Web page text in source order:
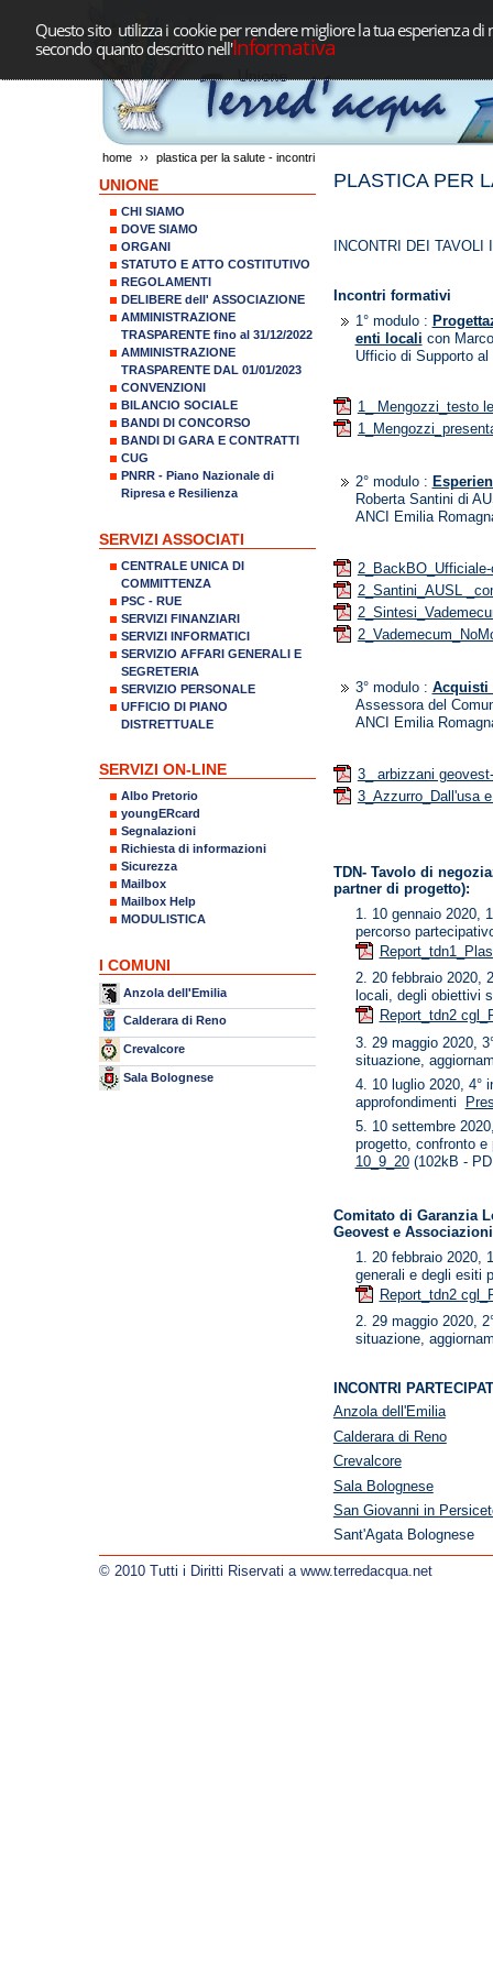
Questo sito utilizza i cookie per rendere migliore la tua esperienza
secondo quanto descritto nell'Informativa
home ›› plastica per la salute - incontri
UNIONE
CHI SIAMO
DOVE SIAMO
ORGANI
STATUTO E ATTO COSTITUTIVO
REGOLAMENTI
DELIBERE dell' ASSOCIAZIONE
AMMINISTRAZIONE
TRASPARENTE fino al 31/12/2022
AMMINISTRAZIONE
TRASPARENTE DAL 01/01/2023
CONVENZIONI
BILANCIO SOCIALE
BANDI DI CONCORSO
BANDI DI GARA E CONTRATTI
CUG
PNRR - Piano Nazionale di
Ripresa e Resilienza
SERVIZI ASSOCIATI
CENTRALE UNICA DI
COMMITTENZA
PSC - RUE
SERVIZI FINANZIARI
SERVIZI INFORMATICI
SERVIZIO AFFARI GENERALI E
SEGRETERIA
SERVIZIO PERSONALE
UFFICIO DI PIANO
DISTRETTUALE
SERVIZI ON-LINE
Albo Pretorio
youngERcard
Segnalazioni
Richiesta di informazioni
Sicurezza
Mailbox
Mailbox Help
MODULISTICA
I COMUNI
Anzola dell'Emilia
Calderara di Reno
Crevalcore
Sala Bolognese
PLASTICA PER
INCONTRI DEI
Incontri formativi
1° modulo :
enti locali con
Ufficio di Supporto
1_ Mengozzi_testo
2° modulo :
Roberta Santini di
ANCI Emilia
2_Santini_AUSL
3° modulo : Acquisti
Assessora del
ANCI Emilia
3_ arbizzani
3_Azzurro_Dall'usa
TDN- Tavolo di
partner di progetto):
10 gennaio 2020,
percorso
20 febbraio 2020,
locali, degli
Report_tdn2
29 maggio 2020,
situazione,
10 luglio 2020, 4°
approfondimenti
10 settembre
progetto, confronto
10_9_20(102kB -
Comitato di Garanzia
Geovest e
20 febbraio 2020,
generali e degli
Report_tdn2
29 maggio 2020,
situazione,
INCONTRI
Anzola dell'Emilia
Calderara di Reno
Crevalcore
Sala Bolognese
San Giovanni in
Sant'Agata Bolognese
© 2010 Tutti i Diritti Riservati a www.terredacqua.net